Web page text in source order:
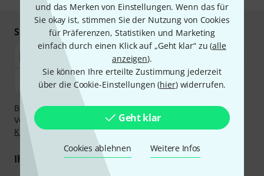
und das Merken von Einstellungen. Wenn das für
Sie okay ist, stimmen Sie der Nutzung von Cookies
für Präferenzen, Statistiken und Marketing
einfach durch einen Klick auf „Geht klar“ zu (alle
anzeigen).
Sie können Ihre erteilte Zustimmung jederzeit
über die Cookie-Einstellungen (hier) widerrufen.
Geht klar
Cookies ablehnen Weitere Infos
Sicher einkaufen & bezahlen
Bezahlen Sie vertraulich und sicher per Nachnahme,
Vorkasse, PayPal, Amazon Pay,Klarna Sofort bezahlen
,
Klarna Ratenzahlungoder Kreditkarte.
Ihre Vorteile